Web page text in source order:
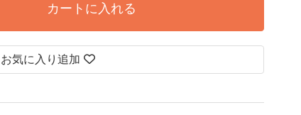
カートに入れる
お気に入り追加